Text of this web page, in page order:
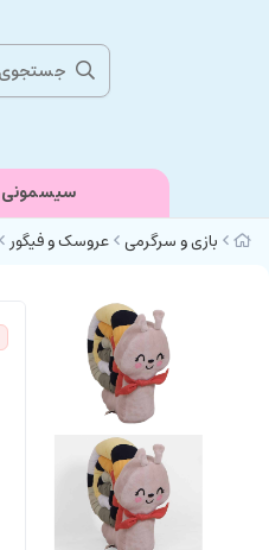
سیسمونی
بازی و سرگرمی عروسک و فیگور